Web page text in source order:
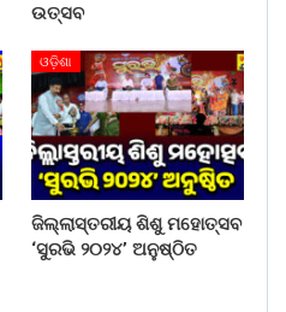
ଉତ୍ସବ
ଓଡ଼ିଶା
ଜିଲ୍ଲାସ୍ତରୀୟ ଶିଶୁ ମହୋତ୍ସବ
‘ସୁରଭି ୨୦୨୪’ ଅନୁଷ୍ଠିତ